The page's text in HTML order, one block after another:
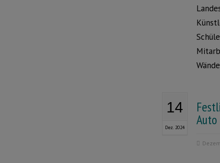
14
Dez. 2024 Auto